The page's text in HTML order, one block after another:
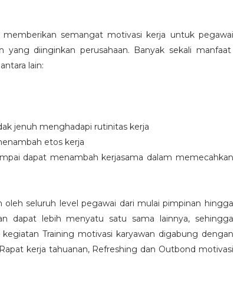
semangat motivasi kerja untuk pegawai
yang diinginkan perusahaan. Banyak sekali manfaat
lain:
jenuh menghadapi rutinitas kerja
etos kerja
dapat menambah kerjasama dalam memecahkan
oleh seluruh level pegawai dari mulai pimpinan hingga
dapat lebih menyatu satu sama lainnya, sehingga
Training motivasi karyawan digabung dengan
kerja tahuanan, Refreshing dan Outbond motivasi